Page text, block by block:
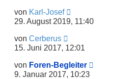
von Karl-Josef
29. August 2019, 11:40
von Cerberus
15. Juni 2017, 12:01
von Foren-Begleiter
9. Januar 2017, 10:23